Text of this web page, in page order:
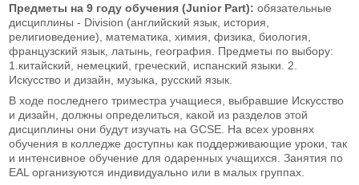
Предметы на 9 году обучения (Junior Part): обязательные
дисциплины - Division (английский язык, история,
религиоведение), математика, химия, физика, биология,
французский язык, латынь, география. Предметы по выбору:
1.китайский, немецкий, греческий, испанский языки. 2.
Искусство и дизайн, музыка, русский язык.
В ходе последнего триместра учащиеся, выбравшие Искусство
и дизайн, должны определиться, какой из разделов этой
дисциплины они будут изучать на GCSE. На всех уровнях
обучения в колледже доступны как поддерживающие уроки, так
и интенсивное обучение для одаренных учащихся. Занятия по
EAL организуются индивидуально или в малых группах.